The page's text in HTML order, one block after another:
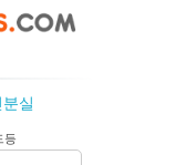
실
등